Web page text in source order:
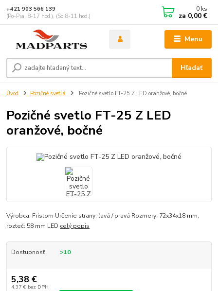
Menu
Hľadať
+421 903 566 139
(Po-Pia, 8-17 hod.), (So 8-11 hod.)
0 ks
za 0,00 €
Úvod Pozičné svetlá Pozičné svetlo FT-25 Z LED oranžové, bočné
Pozičné svetlo FT-25 Z LED
oranžové, bočné
Výrobca: Fristom Určenie strany: ľavá / pravá Rozmery: 72x34x18 mm,
rozteč: 58 mm LED celý popis
Dostupnosť >10
5,38 €
4,37 € bez DPH